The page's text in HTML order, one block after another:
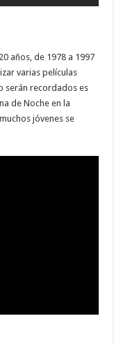
años, de 1978 a 1997
varias películas
serán recordados es
de Noche en la
jóvenes se